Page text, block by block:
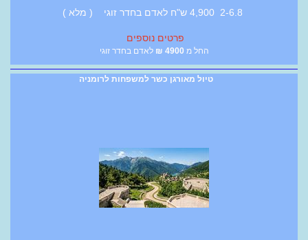
פרטים נוספים
החל מ 4900
₪ לאדם בחדר זוגי
טיול מאורגן כשר למשפחות לרומניה